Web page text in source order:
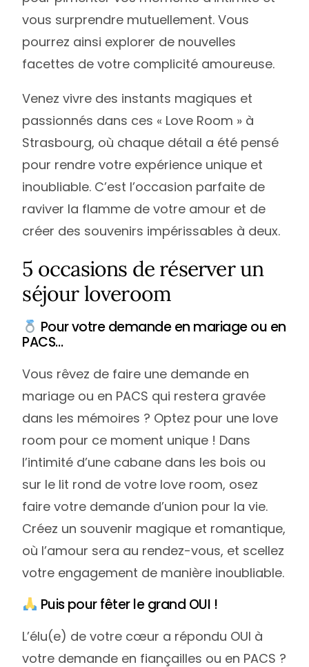
vous surprendre mutuellement. Vous
pourrez ainsi explorer de nouvelles
facettes de votre complicité amoureuse.
Venez vivre des instants magiques et
passionnés dans ces « Love Room » à
Strasbourg, où chaque détail a été pensé
pour rendre votre expérience unique et
inoubliable. C’est l’occasion parfaite de
raviver la flamme de votre amour et de
créer des souvenirs impérissables à deux.
5 occasions de réserver un
séjour loveroom
Pour votre demande en mariage ou en
PACS…
Vous rêvez de faire une demande en
mariage ou en PACS qui restera gravée
dans les mémoires ? Optez pour une love
room pour ce moment unique ! Dans
l’intimité d’une cabane dans les bois ou
sur le lit rond de votre love room, osez
faire votre demande d’union pour la vie.
Créez un souvenir magique et romantique,
où l’amour sera au rendez-vous, et scellez
votre engagement de manière inoubliable.
Puis pour fêter le grand OUI !
L’élu(e) de votre cœur a répondu OUI à
votre demande en fiançailles ou en PACS ?